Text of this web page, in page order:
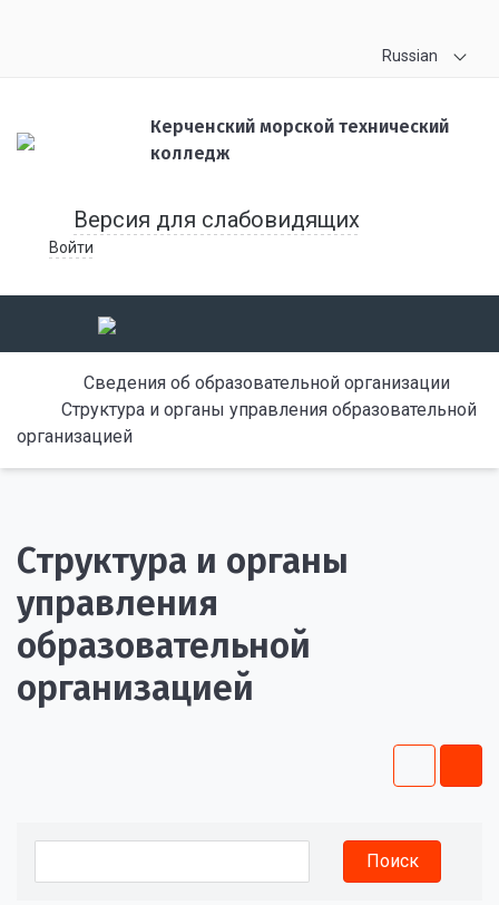
Russian
Керченский морской технический
колледж
Версия для слабовидящих
Войти
Сведения об образовательной организации
Структура и органы управления образовательной
организацией
Структура и органы
управления
образовательной
организацией